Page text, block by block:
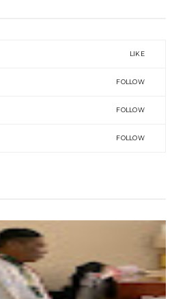
LIKE
FOLLOW
FOLLOW
FOLLOW